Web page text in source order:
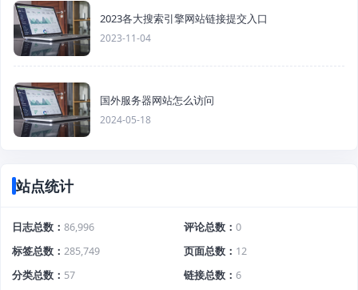
2023各大搜索引擎网站链接提交入口
2023-11-04
国外服务器网站怎么访问
2024-05-18
站点统计
日志总数 86,996 评论总数
0
标签总数
285,749 页面总数
12
分类总数
57 链接总数
6